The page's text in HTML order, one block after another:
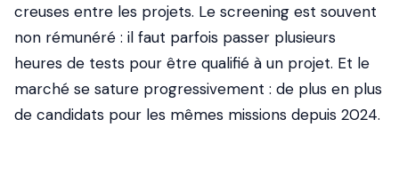
creuses entre les projets. Le screening est souvent
non rémunéré : il faut parfois passer plusieurs
heures de tests pour être qualifié à un projet. Et le
marché se sature progressivement : de plus en plus
de candidats pour les mêmes missions depuis 2024.